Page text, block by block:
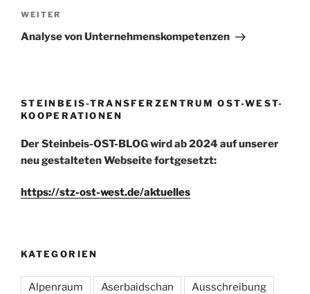
Nächster
Beitrag
WEITER
Analyse von Unternehmenskompetenzen
STEINBEIS-TRANSFERZENTRUM OST-WEST-
KOOPERATIONEN
Der Steinbeis-OST-BLOG wird ab 2024 auf unserer
neu gestalteten Webseite fortgesetzt:
https://stz-ost-west.de/aktuelles
KATEGORIEN
Alpenraum Aserbaidschan Ausschreibung